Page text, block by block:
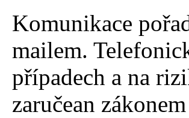
Komunikace
mailem.
případech a na
zaručean